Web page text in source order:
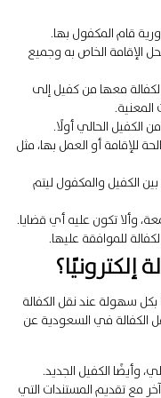
قام المكفول بها.
الإقامة الخاص به وجميع
معها من كفيل إلى
المعنية.
الكفيل الحالي أولًا.
للإقامة أو العمل بها، مثل
الكفيل والمكفول ليتم
وألا تكون عليه أي قضايا.
للموافقة عليها.
سهولة عند نقل الكفالة
الكفالة في السعودية عن
وأيضًا الكفيل الجديد.
مع تقديم المستندات التي